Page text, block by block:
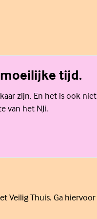
tijd.
zijn. En het is ook niet
van het NJi.
Veilig Thuis. Ga hiervoor